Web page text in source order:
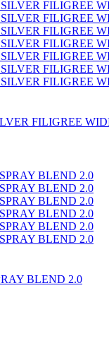
FILIGREE
BLEND 2.0